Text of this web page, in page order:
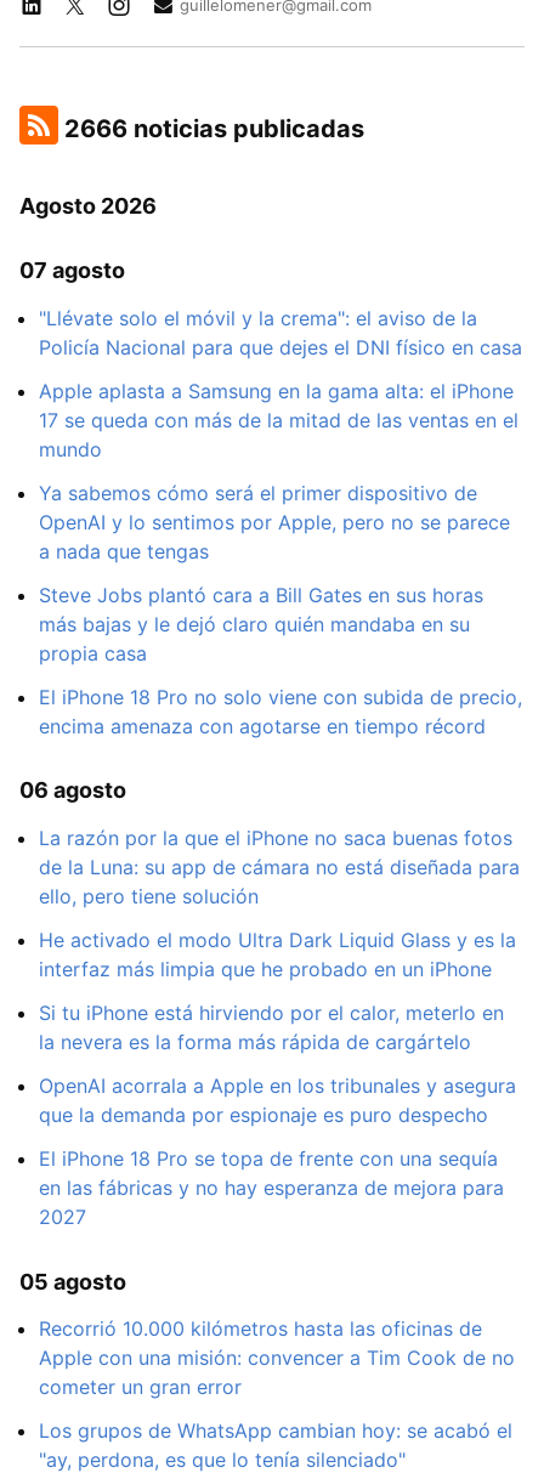
guillelomener@gmail.com
2666 noticias publicadas
Agosto 2026
07 agosto
"Llévate solo el móvil y la crema": el aviso de la
Policía Nacional para que dejes el DNI físico en casa
Apple aplasta a Samsung en la gama alta: el iPhone
17 se queda con más de la mitad de las ventas en el
mundo
Ya sabemos cómo será el primer dispositivo de
OpenAI y lo sentimos por Apple, pero no se parece
a nada que tengas
Steve Jobs plantó cara a Bill Gates en sus horas
más bajas y le dejó claro quién mandaba en su
propia casa
El iPhone 18 Pro no solo viene con subida de precio,
encima amenaza con agotarse en tiempo récord
06 agosto
La razón por la que el iPhone no saca buenas fotos
de la Luna: su app de cámara no está diseñada para
ello, pero tiene solución
He activado el modo Ultra Dark Liquid Glass y es la
interfaz más limpia que he probado en un iPhone
Si tu iPhone está hirviendo por el calor, meterlo en
la nevera es la forma más rápida de cargártelo
OpenAI acorrala a Apple en los tribunales y asegura
que la demanda por espionaje es puro despecho
El iPhone 18 Pro se topa de frente con una sequía
en las fábricas y no hay esperanza de mejora para
2027
05 agosto
Recorrió 10.000 kilómetros hasta las oficinas de
Apple con una misión: convencer a Tim Cook de no
cometer un gran error
Los grupos de WhatsApp cambian hoy: se acabó el
"ay, perdona, es que lo tenía silenciado"